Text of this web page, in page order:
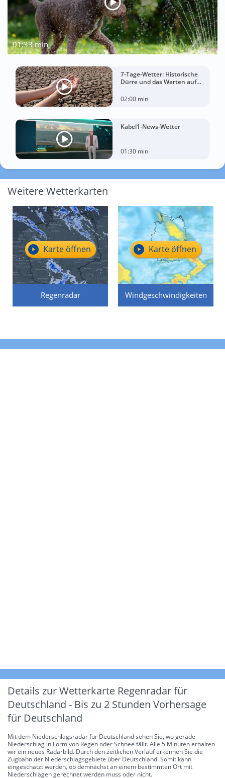
01:33 min
7-Tage-Wetter: Historische
Dürre und das Warten auf
02:00 min
Kabel1-News-Wetter
01:30 min
Weitere Wetterkarten
Regenradar
Karte öffnen
Windgeschwindigkeiten
Karte öffnen
Details zur Wetterkarte Regenradar für
Deutschland - Bis zu 2 Stunden Vorhersage
für Deutschland
Mit dem Niederschlagsradar für Deutschland sehen Sie, wo gerade
Niederschlag in Form von Regen oder Schnee fällt. Alle 5 Minuten erhalten
wir ein neues Radarbild. Durch den zeitlichen Verlauf erkennen Sie die
Zugbahn der Niederschlagsgebiete über Deutschland. Somit kann
eingeschätzt werden, ob demnächst an einem bestimmten Ort mit
Niederschlägen gerechnet werden muss oder nicht.